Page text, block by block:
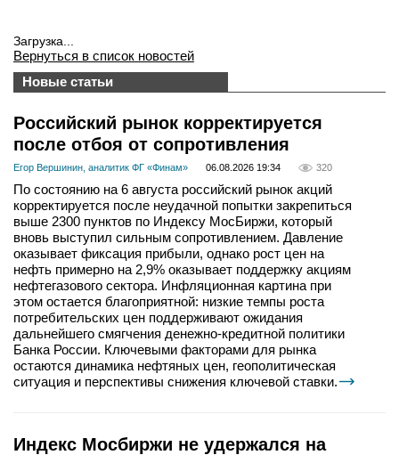
Загрузка...
Вернуться в список новостей
Новые статьи
Российский рынок корректируется
после отбоя от сопротивления
Егор Вершинин, аналитик ФГ «Финам» 06.08.2026 19:34 320
По состоянию на 6 августа российский рынок акций
корректируется после неудачной попытки закрепиться
выше 2300 пунктов по Индексу МосБиржи, который
вновь выступил сильным сопротивлением. Давление
оказывает фиксация прибыли, однако рост цен на
нефть примерно на 2,9% оказывает поддержку акциям
нефтегазового сектора. Инфляционная картина при
этом остается благоприятной: низкие темпы роста
потребительских цен поддерживают ожидания
дальнейшего смягчения денежно-кредитной политики
Банка России. Ключевыми факторами для рынка
остаются динамика нефтяных цен, геополитическая
ситуация и перспективы снижения ключевой ставки.
Индекс Мосбиржи не удержался на